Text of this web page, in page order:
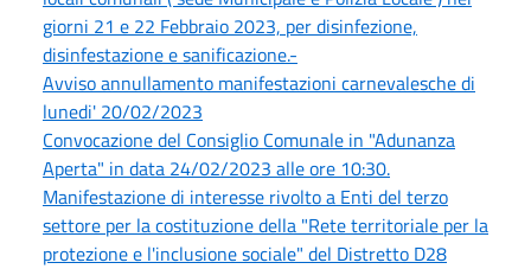
giorni 21 e 22 Febbraio 2023, per disinfezione,
disinfestazione e sanificazione.-
Avviso annullamento manifestazioni carnevalesche di
lunedi' 20/02/2023
Convocazione del Consiglio Comunale in "Adunanza
Aperta" in data 24/02/2023 alle ore 10:30.
Manifestazione di interesse rivolto a Enti del terzo
settore per la costituzione della "Rete territoriale per la
protezione e l'inclusione sociale" del Distretto D28